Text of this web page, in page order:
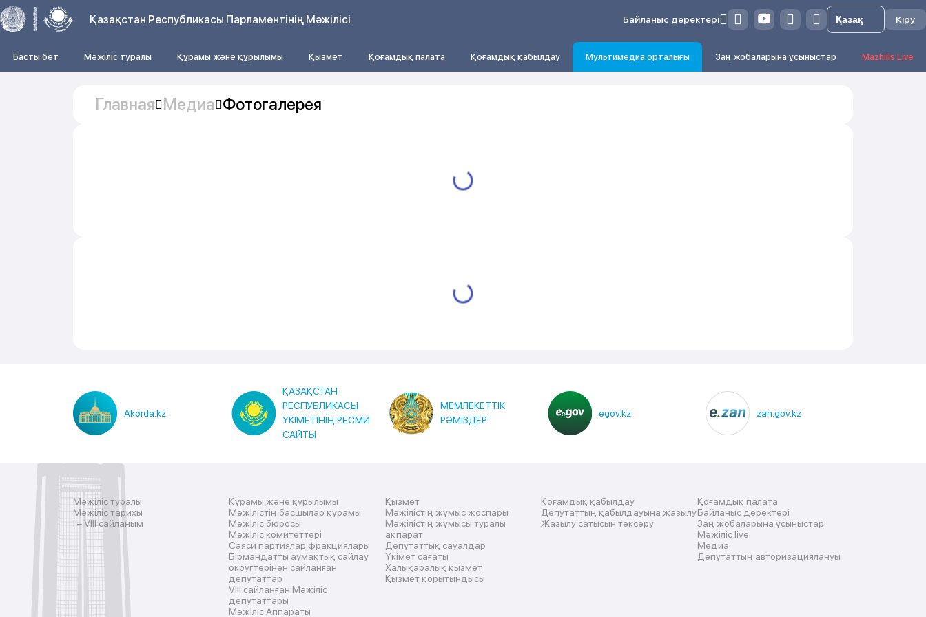
Қазақстан Республикасы Парламентінің Мәжілісі Байланыс деректері Кіру
Басты бет Мәжіліс туралы Құрамы және құрылымы Қызмет Қоғамдық палата Қоғамдық қабылдау Мультимедиа орталығы Заң жобаларына ұсыныстар Mazhilis Live
Главная Медиа Фотогалерея
Akorda.kz
ҚАЗАҚСТАН
РЕСПУБЛИКАСЫ
ҮКІМЕТІНІҢ РЕСМИ
САЙТЫ
МЕМЛЕКЕТТІК
РӘМІЗДЕР
egov.kz zan.gov.kz
Мәжіліс туралы
Мәжіліс тарихы
I – VIII сайланым
Құрамы және құрылымы
Мәжілістің басшылар құрамы
Мәжіліс бюросы
Мәжіліс комитеттері
Саяси партиялар фракциялары
Бірмандатты аумақтық сайлау
округтерінен сайланған
депутаттар
VIII сайланған Мәжіліс
депутаттары
Мәжіліс Аппараты
Қызмет
Мәжілістің жұмыс жоспары
Мәжілістің жұмысы туралы
ақпарат
Депутаттық сауалдар
Үкімет сағаты
Халықаралық қызмет
Қызмет қорытындысы
Қоғамдық қабылдау
Депутаттың қабылдауына жазылу
Жазылу сатысын тексеру
Қоғамдық палата
Байланыс деректері
Заң жобаларына ұсыныстар
Мәжіліс live
Медиа
Депутаттың авторизациялануы